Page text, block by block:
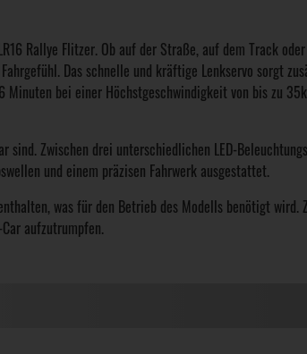
Rallye Flitzer. Ob auf der Straße, auf dem Track
Das schnelle und kräftige Lenkservo sorgt
Minuten bei einer Höchstgeschwindigkeit von bis zu
Zwischen drei unterschiedlichen LED-
und einem präzisen Fahrwerk ausgestattet.
was für den Betrieb des Modells benötigt wird.
aufzutrumpfen.